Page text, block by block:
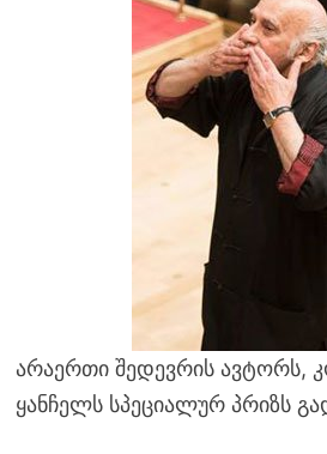
არაერთი შედევრის ავტორს,
ყანჩელს სპეციალურ პრიზს